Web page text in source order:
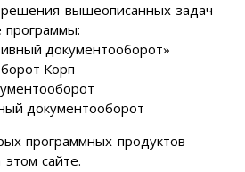
вышеописанных задач
документооборот»
Корп
документооборот
программных продуктов
сайте.